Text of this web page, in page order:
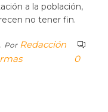
a la población,
no tener fin.
Por Redacción
0